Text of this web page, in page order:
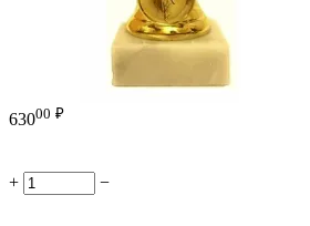
63000 ₽
+ −